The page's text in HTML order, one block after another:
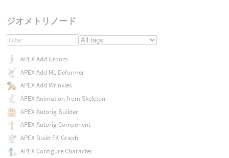
ジオメトリノード
APEX Add Groom
APEX Add ML Deformer
APEX Add Wrinkles
APEX Animation from Skeleton
APEX Autorig Builder
APEX Autorig Component
APEX Build FK Graph
APEX Configure Character